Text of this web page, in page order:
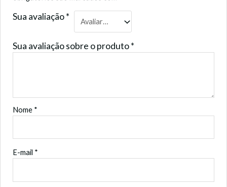
Sua avaliação*
Sua avaliação sobre o produto*
Nome *
E-mail *